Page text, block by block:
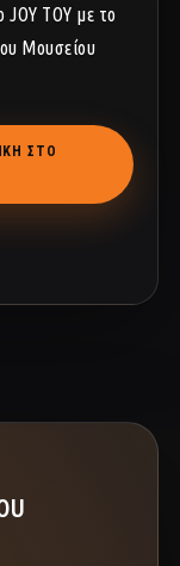
TOY με το
Μουσείου
ΣΤΟ